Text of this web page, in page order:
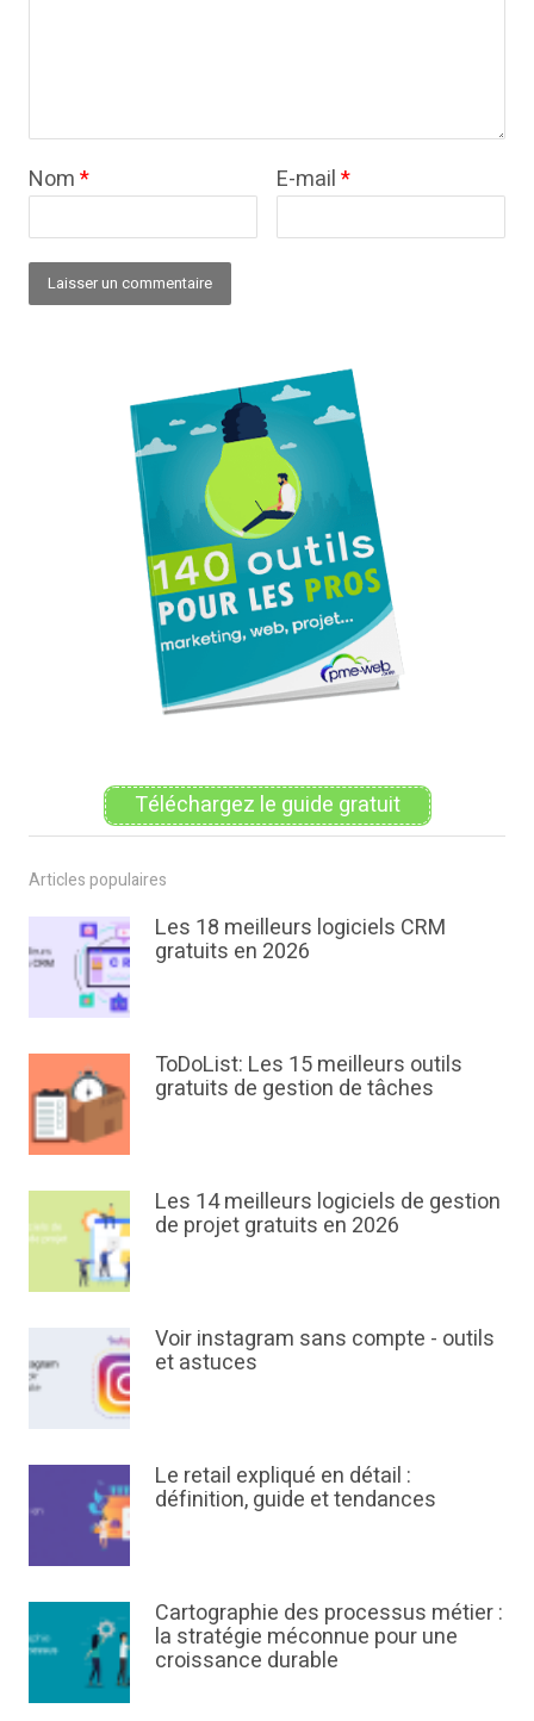
Nom* E-mail*
Téléchargez le guide gratuit
Articles populaires
Les 18 meilleurs logiciels CRM
gratuits en 2026
ToDoList: Les 15 meilleurs outils
gratuits de gestion de tâches
Les 14 meilleurs logiciels de gestion
de projet gratuits en 2026
Voir instagram sans compte - outils
et astuces
Le retail expliqué en détail :
définition, guide et tendances
Cartographie des processus métier :
la stratégie méconnue pour une
croissance durable